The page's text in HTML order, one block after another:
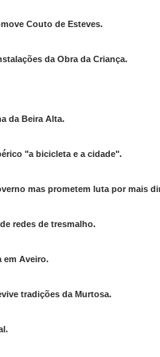
Couto de Esteves.
da Obra da Criança.
da Beira Alta.
"a bicicleta e a cidade".
mas prometem luta por mais
redes de tresmalho.
em Aveiro.
tradições da Murtosa.